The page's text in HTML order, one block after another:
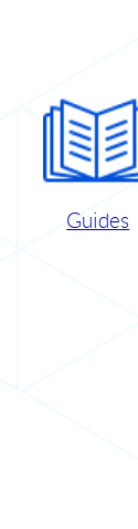
Guides